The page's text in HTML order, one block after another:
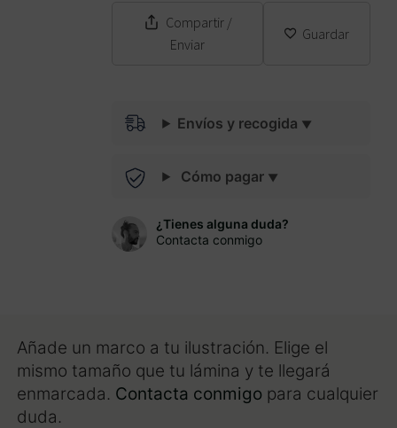
Compartir/
Enviar
Guardar
Envíos y recogida
Cómo pagar
¿Tienes alguna duda?
Contacta conmigo
Añade un marco a tu ilustración. Elige el
mismo tamaño que tu lámina y te llegará
enmarcada. Contacta conmigo para cualquier
duda.